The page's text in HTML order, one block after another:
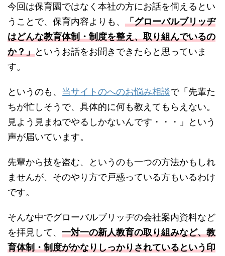
今回は保育園ではなく本社の方にお話を伺えるとい
うことで、保育内容よりも、 「グローバルブリッヂ
はどんな教育体制・制度を整え、取り組んでいるの
か？」というお話をお聞きできたらと思っていま
す。
というのも、 当サイトのへのお悩み相談で「先輩た
ちが忙しそうで、具体的に何も教えてもらえない。
見よう見まねでやるしかないんです・・・」という
声が届いています。
先輩から技を盗む、というのも一つの方法かもしれ
ませんが、そのやり方で戸惑っている方もいるわけ
です。
そんな中でグローバルブリッヂの会社案内資料など
を拝見して、 一対一の新人教育の取り組みなど、教
育体制・制度がかなりしっかりされているという印